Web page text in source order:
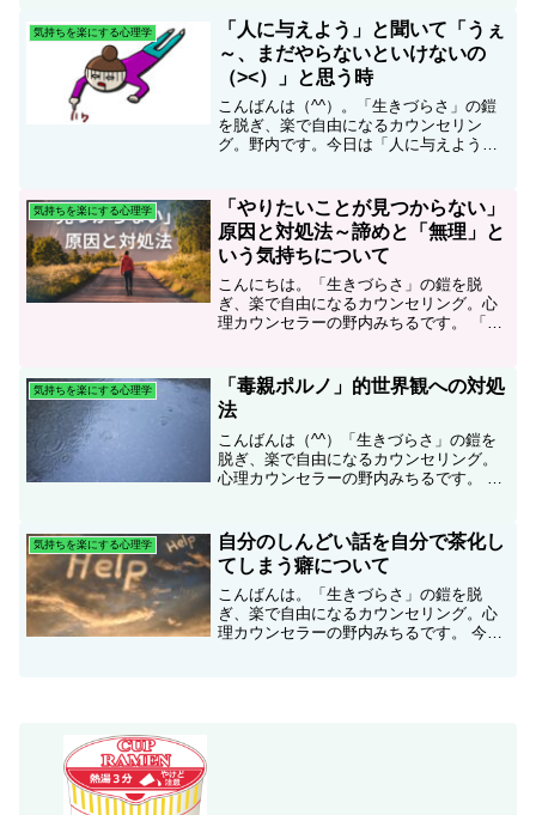
をフルに生かして、生き生きと参加者個
人個人に沿った、アイデ...
気持ちを楽にする心理学
「人に与えよう」と聞いて「うぇ
～、まだやらないといけないの
（><）」と思う時
こんばんは（^^）。「生きづらさ」の鎧
を脱ぎ、楽で自由になるカウンセリン
グ。野内です。今日は「人に与えよう」
みたいと思います。「人に与えよう」
「人に親切にしよう」とい...
気持ちを楽にする心理学
「やりたいことが見つからない」
原因と対処法～諦めと「無理」と
いう気持ちについて
こんにちは。「生きづらさ」の鎧を脱
ぎ、楽で自由になるカウンセリング。心
理カウンセラーの野内みちるです。 「自
とが見つからないな…」「これといって
自分はほしいものがない。...
気持ちを楽にする心理学
「毒親ポルノ」的世界観への対処
法
こんばんは（^^）「生きづらさ」の鎧を
脱ぎ、楽で自由になるカウンセリング。
心理カウンセラーの野内みちるです。 今
のがこみ上げてくるという方に向けて書
きたいと思います。※...
気持ちを楽にする心理学
自分のしんどい話を自分で茶化し
てしまう癖について
こんばんは。「生きづらさ」の鎧を脱
ぎ、楽で自由になるカウンセリング。心
理カウンセラーの野内みちるです。 今日